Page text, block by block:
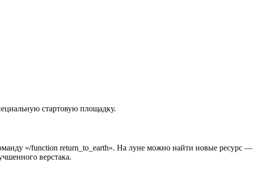
стартовую площадку.
«/function return_to_earth». На луне можно найти новые ресурс —
верстака.